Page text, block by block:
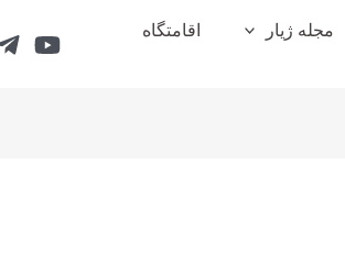
مجله ژیار
اقامتگاه